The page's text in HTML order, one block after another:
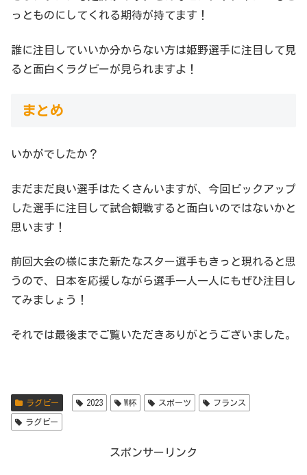
っとものにしてくれる期待が持てます！
誰に注目していいか分からない方は姫野選手に注目して見
ると面白くラグビーが見られますよ！
まとめ
いかがでしたか？
まだまだ良い選手はたくさんいますが、今回ピックアップ
した選手に注目して試合観戦すると面白いのではないかと
思います！
前回大会の様にまた新たなスター選手もきっと現れると思
うので、日本を応援しながら選手一人一人にもぜひ注目し
てみましょう！
それでは最後までご覧いただきありがとうございました。
ラグビー 2023 W杯 スポーツ フランス
ラグビー
スポンサーリンク